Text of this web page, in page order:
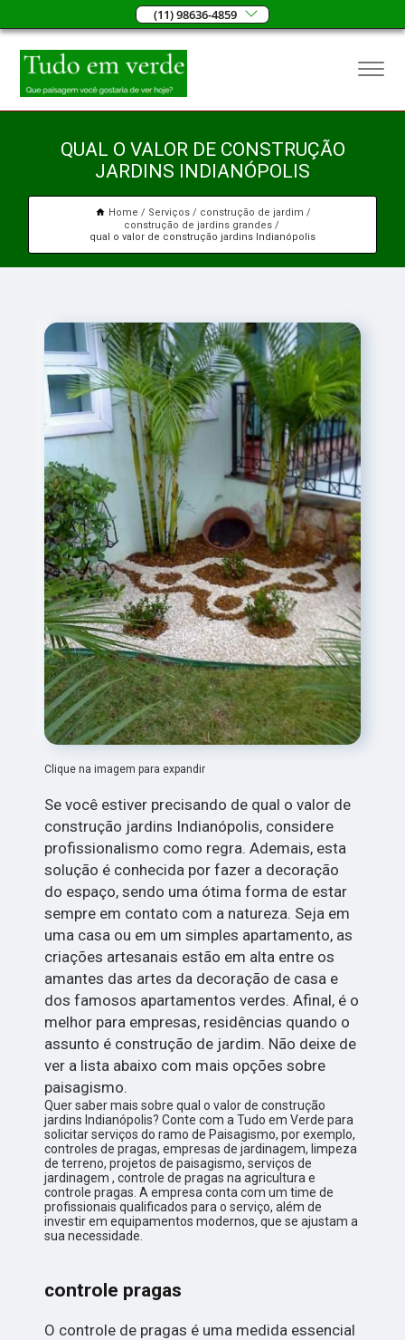
(11) 98636-4859
QUAL O VALOR DE CONSTRUÇÃO
JARDINS INDIANÓPOLIS
Home Serviços
construção de jardim
construção de jardins grandes
qual o valor de construção jardins Indianópolis
Clique na imagem para expandir
Se você estiver precisando de qual o valor de
construção jardins Indianópolis, considere
profissionalismo como regra. Ademais, esta
solução é conhecida por fazer a decoração
do espaço, sendo uma ótima forma de estar
sempre em contato com a natureza. Seja em
uma casa ou em um simples apartamento, as
criações artesanais estão em alta entre os
amantes das artes da decoração de casa e
dos famosos apartamentos verdes. Afinal, é o
melhor para empresas, residências quando o
assunto é construção de jardim. Não deixe de
ver a lista abaixo com mais opções sobre
paisagismo.
Quer saber mais sobre qual o valor de construção
jardins Indianópolis? Conte com a Tudo em Verde para
solicitar serviços do ramo de Paisagismo, por exemplo,
controles de pragas, empresas de jardinagem, limpeza
de terreno, projetos de paisagismo, serviços de
jardinagem , controle de pragas na agricultura e
controle pragas. A empresa conta com um time de
profissionais qualificados para o serviço, além de
investir em equipamentos modernos, que se ajustam a
sua necessidade.
controle pragas
O controle de pragas é uma medida essencial